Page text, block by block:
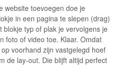
website toevoegen doe je
in een pagina te slepen (drag)
typ of plak je vervolgens je
foto of video toe. Klaar. Omdat
voorhand zijn vastgelegd hoef
de lay-out. Die blijft altijd perfect